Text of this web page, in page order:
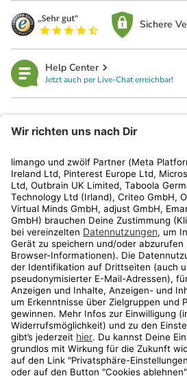
Sichere
Help Center
Jetzt auch per Live-Chat erreichbar!
Kundenservice
Shop
Aktionen
Travel